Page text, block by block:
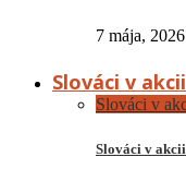
7 mája, 2026
Slováci v akcii
Slováci v
Slováci v